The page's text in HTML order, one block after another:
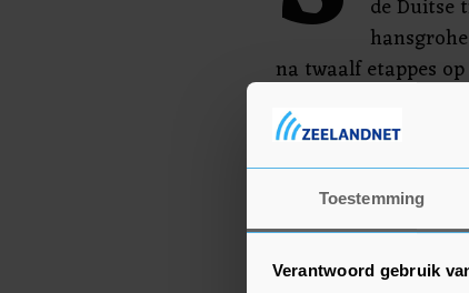
Toestemming
Verantwoord gebruik
de Duitse
na twaalf etappes
Zemke heeft
kopman van de
weggelegd voor
van Antwerpen naar